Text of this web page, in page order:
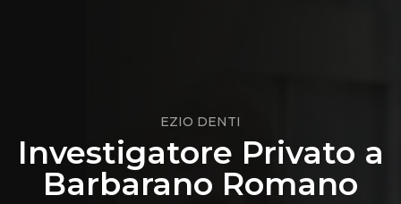
EZIO DENTI
Investigatore Privato a
Barbarano Romano